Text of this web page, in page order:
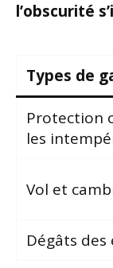
l’obscurité
Types de
Protection
les
Vol et
Dégâts des